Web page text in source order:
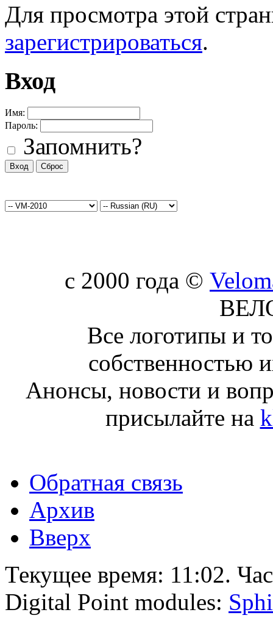
Для просмотра этой
зарегистрироваться.
Вход
Имя:
Пароль:
Запомнить?
c 2000 года ©
Все логотипы и
собственностью
Анонсы, новости и
присылайте на
Обратная связь
Архив
Вверх
Текущее время: 11:02.
Digital Point modules: